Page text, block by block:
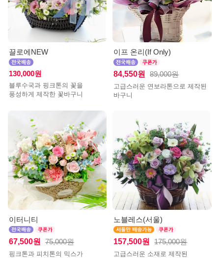
끌로에NEW
130,000원
블루수국과 핑크톤의 꽃을
풍성하게 제작한 꽃바구니
이프 온리(If Only)
84,550원 89,000원
고급스러운 연보라톤으로 제작된
바구니
이터니티
67,500원 75,000원
핑크톤과 피치톤의 믹스가
노블레스(서울)
157,500원 175,000원
고급스러운 소재로 제작된